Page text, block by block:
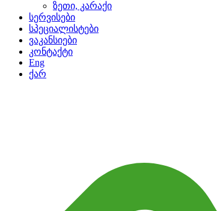
ზეთი, კარაქი
სერვისები
სპეციალისტები
ვაკანსიები
კონტაქტი
Eng
ქარ